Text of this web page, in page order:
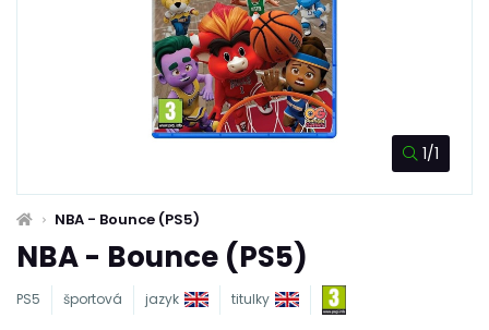
1/1
NBA - Bounce (PS5)
NBA - Bounce (PS5)
PS5 športová jazyk titulky